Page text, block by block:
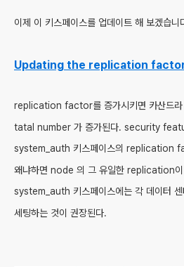
이제 이 키스페이스를 업데이트 해 보겠습니
Updating the replication
replication factor를 증가시키면 카산드
tatal number 가 증가된다. security
system_auth 키스페이스의 replication
왜냐하면 node 의 그 유일한 replication이
system_auth 키스페이스에는 각 데이
세팅하는 것이 권장된다.